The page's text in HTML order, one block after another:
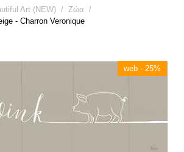
Art (NEW) / Ζώα /
- Charron Veronique
web - 25%